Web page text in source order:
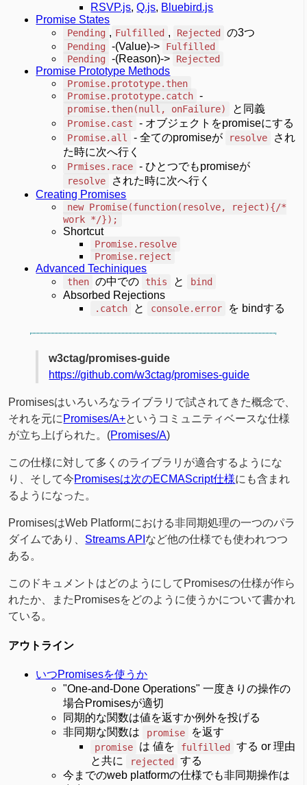
RSVP.js,Q.js, Bluebird.js
Promise States
Pending , Fulfilled , Rejected の3つ
Pending -(Value)->
Fulfilled
Pending
-(Reason)-> Rejected
Promise Prototype Methods
Promise.prototype.then
Promise.prototype.catch -
promise.then(null, onFailure) と同義
Promise.cast - オブジェクトをpromiseにする
Promise.all - 全てのpromiseが resolve
され
た時に次へ行く
Prmises.race - ひとつでもpromiseが
resolve
された時に次へ行く
Creating Promises
new Promise(function(resolve, reject){/*
work */});
Shortcut
Promise.resolve
Promise.reject
Advanced Techiniques
then の中での this と bind
Absorbed Rejections
.catch と console.error を bindする
w3ctag/promises-guide
https://github.com/w3ctag/promises-guide
Promisesはいろいろなライブラリで試されてきた概念で、
それを元に Promises/A+というコミュニティベースな仕様
が立ち上げられた。(Promises/A)
この仕様に対して多くのライブラリが適合するようにな
り、そして今Promisesは次のECMAScript仕様にも含まれ
るようになった。
PromisesはWeb Platformにおける非同期処理の一つのパラ
ダイムであり、 Streams API など他の仕様でも使われつつ
ある。
このドキュメントはどのようにしてPromisesの仕様が作ら
れたか、またPromisesをどのように使うかについて書かれ
ている。
アウトライン
いつPromisesを使うか
"One-and-Done Operations" 一度きりの操作の
場合Promisesが適切
同期的な関数は値を返すか例外を投げる
非同期な関数は
promise を返す
promise は 値を fulfilled
する or 理由
と共に
rejected
する
今までのweb platformの仕様でも非同期操作は